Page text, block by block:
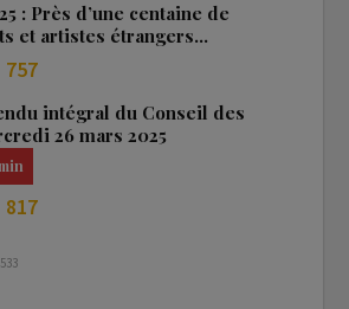
: Près d’une centaine de
et artistes étrangers…
757
intégral du Conseil des
26 mars 2025
817